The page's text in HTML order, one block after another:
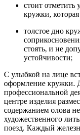
стоит
кружки,
толстое дно
стоять, и не
устойчивости;
С улыбкой на лице
оформление кружки.
профессиональной
центре изделия
содержанием олова
художественного
поезд. Каждый